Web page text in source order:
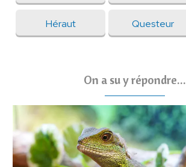
Héraut Questeur
On a su y répondre...